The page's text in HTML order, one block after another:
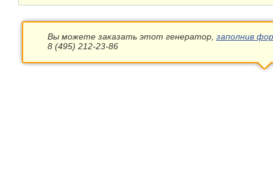
Вы можете заказать этот генератор, заполнив
8 (495) 212-23-86